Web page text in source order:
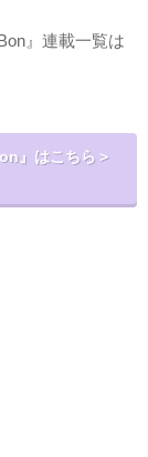
』連載一覧は
』はこちら＞